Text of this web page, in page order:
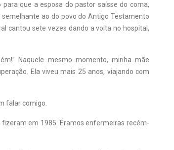
que a esposa do pastor saísse do coma,
ao do povo do Antigo Testamento
cantou sete vezes dando a volta no hospital,
Naquele mesmo momento, minha mãe
Ela viveu mais 25 anos, viajando com
falar comigo.
em 1985. Éramos enfermeiras recém-